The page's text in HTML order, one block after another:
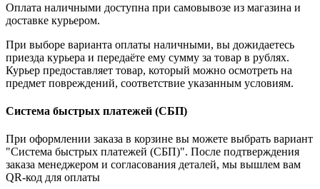
Оплата наличными доступна при самовывозе из магазина и
доставке курьером.
При выборе варианта оплаты наличными, вы дожидаетесь
приезда курьера и передаёте ему сумму за товар в рублях.
Курьер предоставляет товар, который можно осмотреть на
предмет повреждений, соответствие указанным условиям.
Система быстрых платежей (СБП)
При оформлении заказа в корзине вы можете выбрать вариант
"Система быстрых платежей (СБП)". После подтверждения
заказа менеджером и согласования деталей, мы вышлем вам
QR-код для оплаты